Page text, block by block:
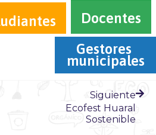
Docentes
Gestores
municipales
Siguiente
Ecofest Huaral
Sostenible